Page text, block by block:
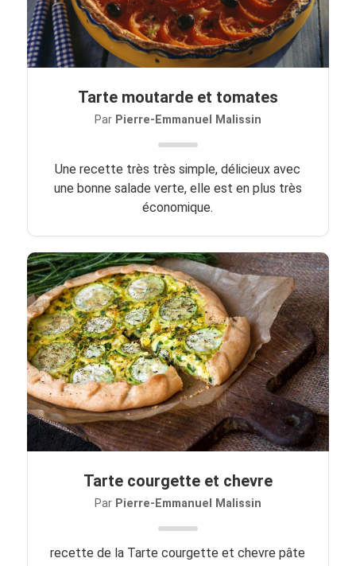
Tarte moutarde et tomates
Par Pierre-Emmanuel Malissin
Une recette très très simple, délicieux avec
une bonne salade verte, elle est en plus très
économique.
Tarte courgette et chevre
Par Pierre-Emmanuel Malissin
recette de la Tarte courgette et chevre pâte